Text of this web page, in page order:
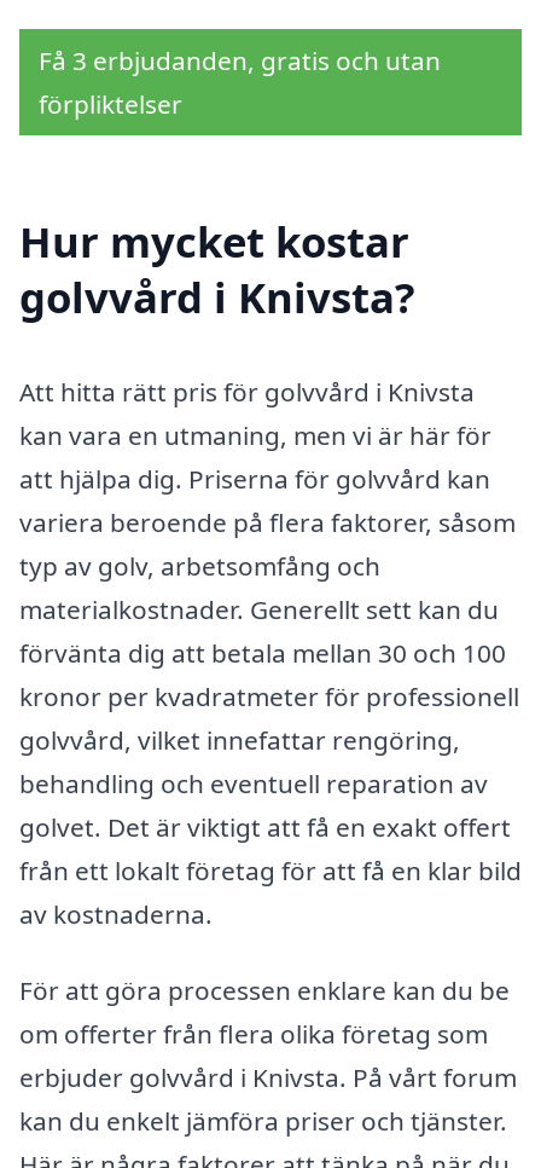
Få 3 erbjudanden, gratis och utan
förpliktelser
Hur mycket kostar
golvvård i Knivsta?
Att hitta rätt pris för golvvård i Knivsta
kan vara en utmaning, men vi är här för
att hjälpa dig. Priserna för golvvård kan
variera beroende på flera faktorer, såsom
typ av golv, arbetsomfång och
materialkostnader. Generellt sett kan du
förvänta dig att betala mellan 30 och 100
kronor per kvadratmeter för professionell
golvvård, vilket innefattar rengöring,
behandling och eventuell reparation av
golvet. Det är viktigt att få en exakt offert
från ett lokalt företag för att få en klar bild
av kostnaderna.
För att göra processen enklare kan du be
om offerter från flera olika företag som
erbjuder golvvård i Knivsta. På vårt forum
kan du enkelt jämföra priser och tjänster.